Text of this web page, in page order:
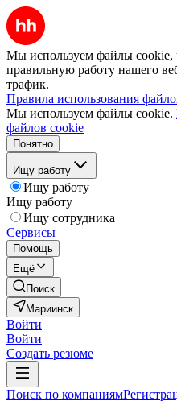
Мы используем файлы cookie,
правильную работу нашего
трафик.
Правила использования
Мы используем файлы cookie.
файлов cookie
Понятно
Ищу работу
Ищу работу
Ищу работу
Ищу сотрудника
Сервисы
Помощь
Ещё
Поиск
Мариинск
Войти
Войти
Создать резюме
Поиск по компаниям